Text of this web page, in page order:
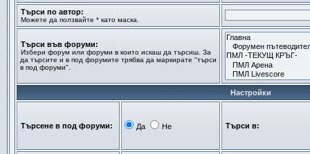
Търси по автор:
Можете да ползвайте * като маска.
Търси във форуми:
Избери форум или форуми в които искаш да търсиш. За
да търсите и в под форумите трябва да маркирате "търси
в под форуми".
Настройки
Търсене в под форуми: Да Не Търси в: